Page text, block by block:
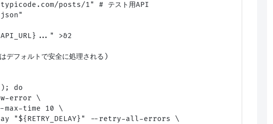
posts/1" # テスト用API
>&2
フォルトで安全に処理される)
do
error \
max-time 10 \
"${RETRY_DELAY}" --retry-all-errors \